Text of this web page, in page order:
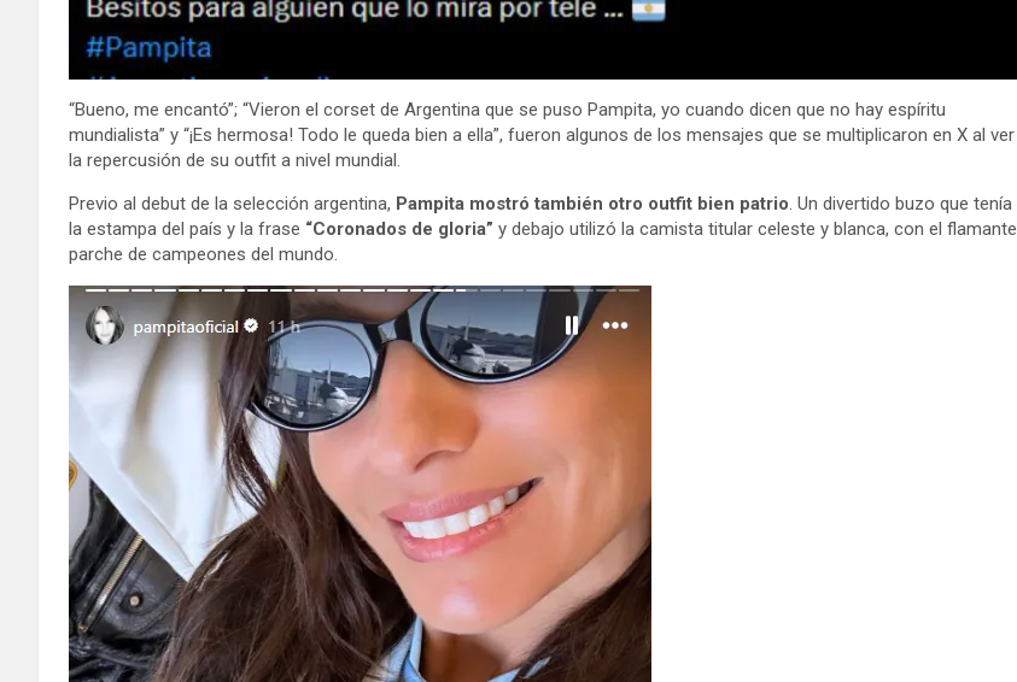
“Bueno, me encantó”; “Vieron el corset de Argentina que se puso Pampita, yo cuando dicen que no hay espíritu
mundialista” y “¡Es hermosa! Todo le queda bien a ella”, fueron algunos de los mensajes que se multiplicaron en X al ver
la repercusión de su outfit a nivel mundial.
Previo al debut de la selección argentina, Pampita mostró también otro outfit bien patrio. Un divertido buzo que tenía
la estampa del país y la frase “Coronados de gloria” y debajo utilizó la camista titular celeste y blanca, con el flamante
parche de campeones del mundo.